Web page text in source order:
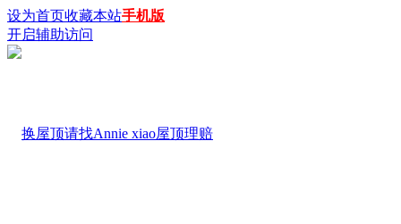
设为首页收藏本站手机版
开启辅助访问